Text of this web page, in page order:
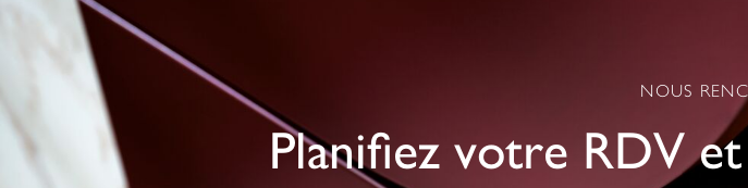
NOUS
Planifiez votre RDV